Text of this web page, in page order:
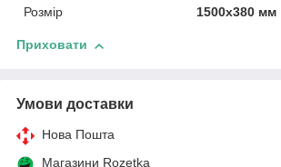
Розмір
1500х380 мм
Приховати
Умови доставки
Нова Пошта
Магазини Rozetka